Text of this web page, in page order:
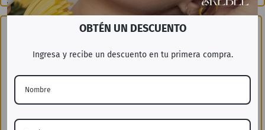
«Es fácil de aplicar, tiene una sensación agradable y me
OBTÉN UN DESCUENTO
Ingresa y recibe un descuento en tu primera compra.